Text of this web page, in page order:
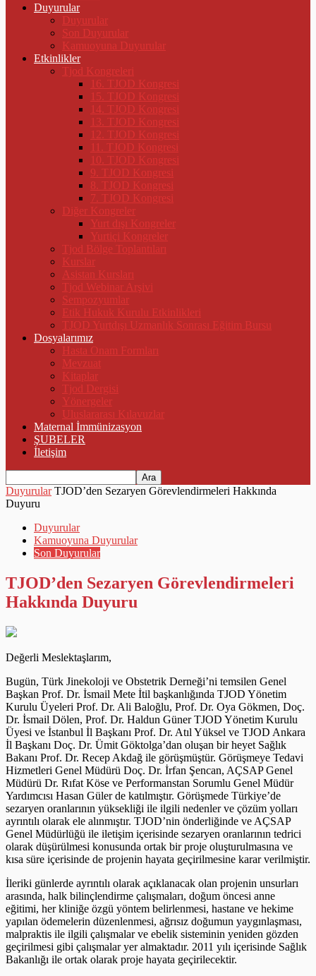
Duyurular
Duyurular
Son Duyurular
Kamuoyuna Duyurular
Etkinlikler
Tjod Kongreleri
16. TJOD Kongresi
15. TJOD Kongresi
14. TJOD Kongresi
13. TJOD Kongresi
12. TJOD Kongresi
11. TJOD Kongresi
10. TJOD Kongresi
9. TJOD Kongresi
8. TJOD Kongresi
7. TJOD Kongresi
Diğer Kongreler
Yurt dışı Kongreler
Yurtiçi Kongreler
Tjod Bölge Toplantıları
Kurslar
Asistan Kursları
Tjod Webinar Arşivi
Sempozyumlar
Etik Hukuk Kurulu Etkinlikleri
TJOD Yurtdışı Uzmanlık Sonrası Eğitim Bursu
Dosyalarımız
Hasta Onam Formları
Mevzuat
Kitaplar
Tjod Dergisi
Yönergeler
Uluslararası Kılavuzlar
Maternal İmmünizasyon
ŞUBELER
İletişim
Duyurular TJOD’den Sezaryen Görevlendirmeleri Hakkında
Duyuru
Duyurular
Kamuoyuna Duyurular
Son Duyurular
TJOD’den Sezaryen Görevlendirmeleri
Hakkında Duyuru
Değerli Meslektaşlarım,
Bugün, Türk Jinekoloji ve Obstetrik Derneği’ni temsilen Genel
Başkan Prof. Dr. İsmail Mete İtil başkanlığında TJOD Yönetim
Kurulu Üyeleri Prof. Dr. Ali Baloğlu, Prof. Dr. Oya Gökmen, Doç.
Dr. İsmail Dölen, Prof. Dr. Haldun Güner TJOD Yönetim Kurulu
Üyesi ve İstanbul İl Başkanı Prof. Dr. Atıl Yüksel ve TJOD Ankara
İl Başkanı Doç. Dr. Ümit Göktolga’dan oluşan bir heyet Sağlık
Bakanı Prof. Dr. Recep Akdağ ile görüşmüştür. Görüşmeye Tedavi
Hizmetleri Genel Müdürü Doç. Dr. İrfan Şencan, AÇSAP Genel
Müdürü Dr. Rıfat Köse ve Performanstan Sorumlu Genel Müdür
Yardımcısı Hasan Güler de katılmıştır. Görüşmede Türkiye’de
sezaryen oranlarının yüksekliği ile ilgili nedenler ve çözüm yolları
ayrıntılı olarak ele alınmıştır. TJOD’nin önderliğinde ve AÇSAP
Genel Müdürlüğü ile iletişim içerisinde sezaryen oranlarının tedrici
olarak düşürülmesi konusunda ortak bir proje oluşturulmasına ve
kısa süre içerisinde de projenin hayata geçirilmesine karar verilmiştir.
İleriki günlerde ayrıntılı olarak açıklanacak olan projenin unsurları
arasında, halk bilinçlendirme çalışmaları, doğum öncesi anne
eğitimi, her kliniğe özgü yöntem belirlenmesi, hastane ve hekime
yapılan ödemelerin düzenlenmesi, ağrısız doğumun yaygınlaşması,
malpraktis ile ilgili çalışmalar ve ebelik sisteminin yeniden gözden
geçirilmesi gibi çalışmalar yer almaktadır. 2011 yılı içerisinde Sağlık
Bakanlığı ile ortak olarak proje hayata geçirilecektir.